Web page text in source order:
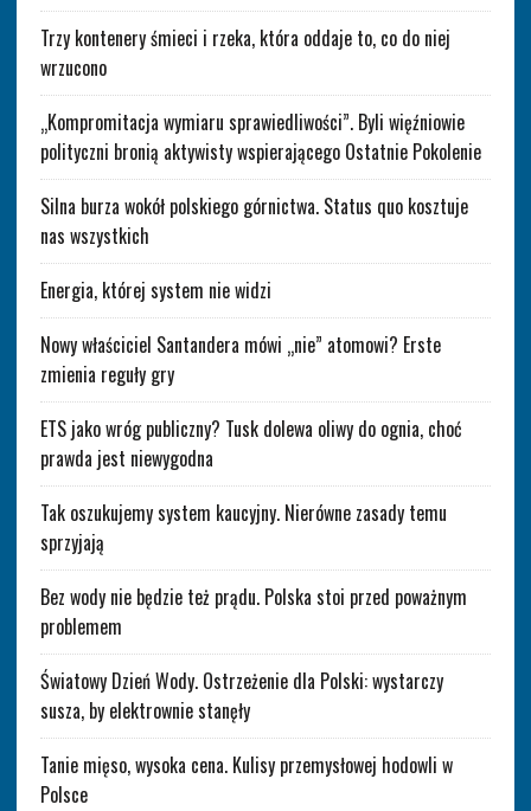
Trzy kontenery śmieci i rzeka, która oddaje to, co do niej
wrzucono
„Kompromitacja wymiaru sprawiedliwości”. Byli więźniowie
polityczni bronią aktywisty wspierającego Ostatnie Pokolenie
Silna burza wokół polskiego górnictwa. Status quo kosztuje
nas wszystkich
Energia, której system nie widzi
Nowy właściciel Santandera mówi „nie” atomowi? Erste
zmienia reguły gry
ETS jako wróg publiczny? Tusk dolewa oliwy do ognia, choć
prawda jest niewygodna
Tak oszukujemy system kaucyjny. Nierówne zasady temu
sprzyjają
Bez wody nie będzie też prądu. Polska stoi przed poważnym
problemem
Światowy Dzień Wody. Ostrzeżenie dla Polski: wystarczy
susza, by elektrownie stanęły
Tanie mięso, wysoka cena. Kulisy przemysłowej hodowli w
Polsce